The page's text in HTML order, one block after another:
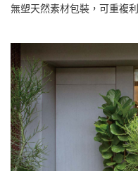
無塑天然素材包裝，可重複